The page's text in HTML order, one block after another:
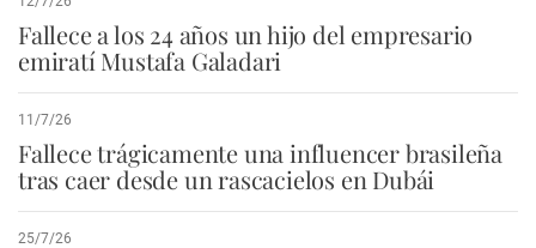
Fallece a los 24 años un hijo del empresario
emiratí Mustafa Galadari
11/7/26
Fallece trágicamente una influencer brasileña
tras caer desde un rascacielos en Dubái
25/7/26